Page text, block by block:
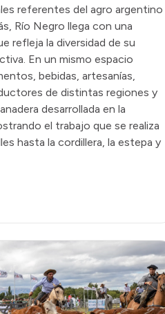
referentes del agro argentino
Río Negro llega con una
refleja la diversidad de su
En un mismo espacio
bebidas, artesanías,
de distintas regiones y
desarrollada en la
el trabajo que se realiza
hasta la cordillera, la estepa y